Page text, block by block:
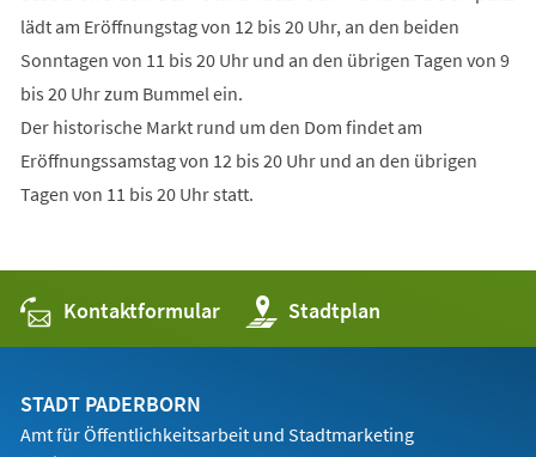
lädt am Eröffnungstag von 12 bis 20 Uhr, an den beiden
Sonntagen von 11 bis 20 Uhr und an den übrigen Tagen von 9
bis 20 Uhr zum Bummel ein.
Der historische Markt rund um den Dom findet am
Eröffnungssamstag von 12 bis 20 Uhr und an den übrigen
Tagen von 11 bis 20 Uhr statt.
Kontaktformular Stadtplan
(Öffnet
in
einem
STADT PADERBORN
Amt für Öffentlichkeitsarbeit und Stadtmarketing